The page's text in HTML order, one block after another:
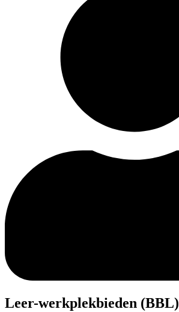
Leer-werkplekbieden (BBL)